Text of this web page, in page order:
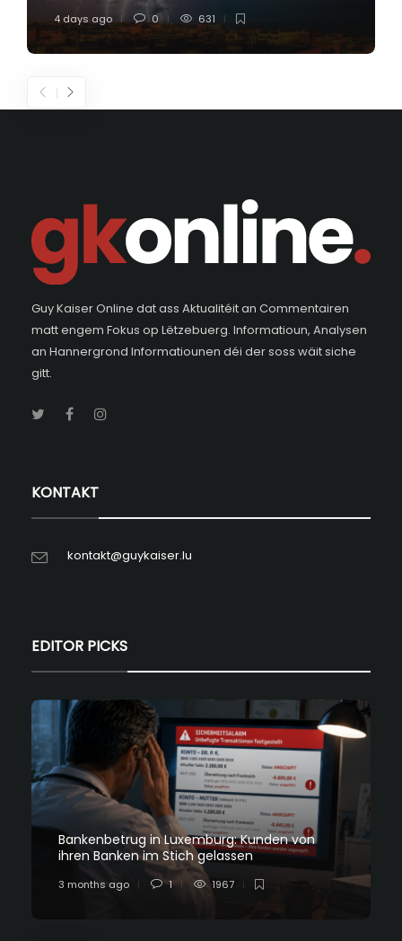
4 days ago 0 631
Guy Kaiser Online dat ass Aktualitéit an Commentairen
matt engem Fokus op Lëtzebuerg. Informatioun, Analysen
an Hannergrond Informatiounen déi der soss wäit siche
gitt.
KONTAKT
kontakt@guykaiser.lu
EDITOR PICKS
Bankenbetrug in Luxemburg: Kunden von
ihren Banken im Stich gelassen
3 months ago 1 1967